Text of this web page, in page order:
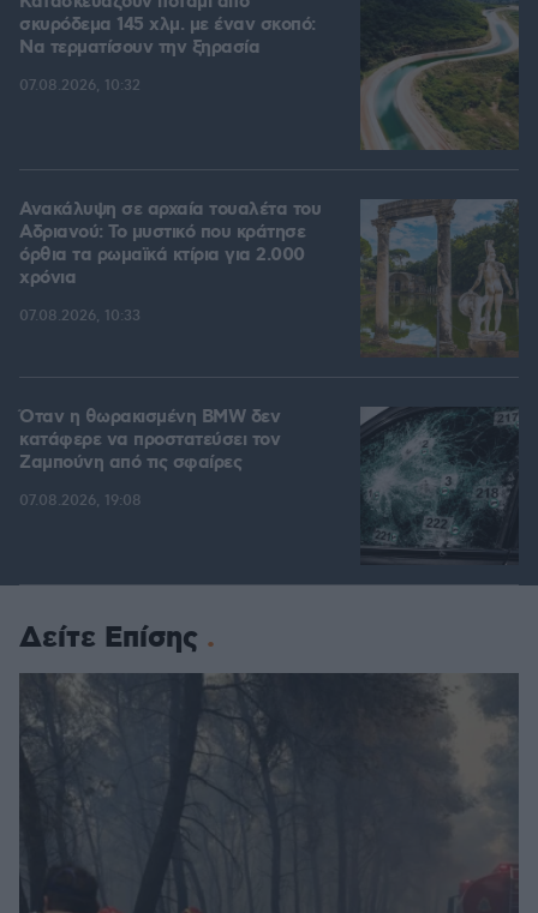
σκυρόδεμα 145 χλμ. με έναν σκοπό:
Να τερματίσουν την ξηρασία
07.08.2026, 10:32
Ανακάλυψη σε αρχαία τουαλέτα του
Αδριανού: Το μυστικό που κράτησε
όρθια τα ρωμαϊκά κτίρια για 2.000
χρόνια
07.08.2026, 10:33
Όταν η θωρακισμένη BMW δεν
κατάφερε να προστατεύσει τον
Ζαμπούνη από τις σφαίρες
07.08.2026, 19:08
Δείτε Επίσης